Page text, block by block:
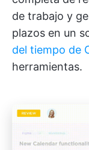
de trabajo y
plazos en un
del tiempo de
herramientas.